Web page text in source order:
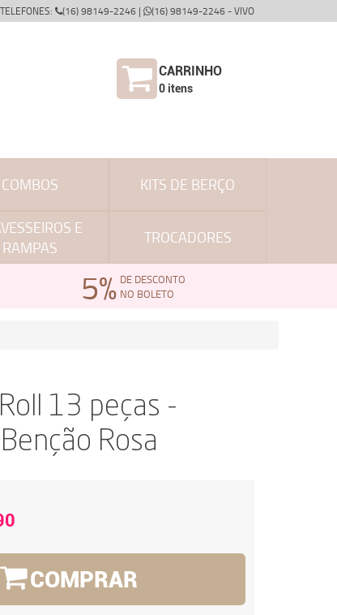
TELEFONES: (16) 98149-2246 | (16) 98149-2246 - VIVO
CARRINHO
0itens
COMBOS KITS DE BERÇO
E
RAMPAS
TROCADORES
5% DE DESCONTO
NO BOLETO
13 peças -
Rosa
COMPRAR